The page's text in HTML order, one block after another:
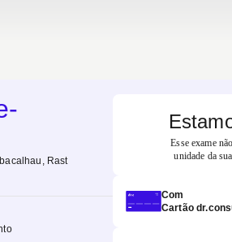
Rast
Esse exame
unidade da
Com
Cartão